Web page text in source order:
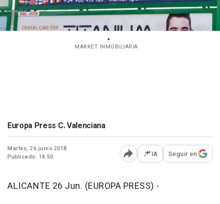
MARKET INMOBILIARIA
Europa Press C. Valenciana
Martes, 26 junio 2018
Publicado: 14:50
Abrir opciones para
IA Seguir en
ALICANTE 26 Jun. (EUROPA PRESS) -